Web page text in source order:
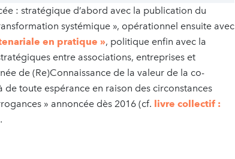
: stratégique d’abord avec la publication du
systémique », opérationnel ensuite avec
en pratique », politique enfin avec la
entre associations, entreprises et
de (Re)Connaissance de la valeur de la co-
toute espérance en raison des circonstances
» annoncée dès 2016 (cf. livre collectif :